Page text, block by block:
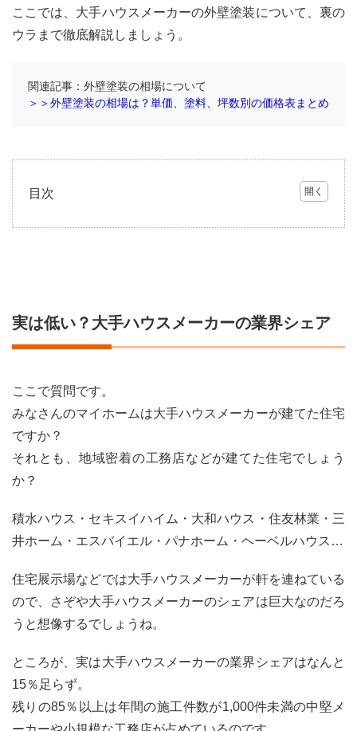
ここでは、大手ハウスメーカーの外壁塗装について、裏の
ウラまで徹底解説しましょう。
関連記事：外壁塗装の相場について
＞＞外壁塗装の相場は？単価、塗料、坪数別の価格表まとめ
目次
実は
ーカ
業界
1.1
大手
スメ
ルス
は
売」
2
大手
スメ
ーの
外壁
実は低い？大手ハウスメーカーの業界シェア
ここで質問です。
みなさんのマイホームは大手ハウスメーカーが建てた住宅
ですか？
それとも、地域密着の工務店などが建てた住宅でしょう
か？
積水ハウス・セキスイハイム・大和ハウス・住友林業・三
井ホーム・エスバイエル・パナホーム・ヘーベルハウス…
住宅展示場などでは大手ハウスメーカーが軒を連ねている
ので、さぞや大手ハウスメーカーのシェアは巨大なのだろ
うと想像するでしょうね。
ところが、実は大手ハウスメーカーの業界シェアはなんと
15％足らず。
残りの85％以上は年間の施工件数が1,000件未満の中堅メ